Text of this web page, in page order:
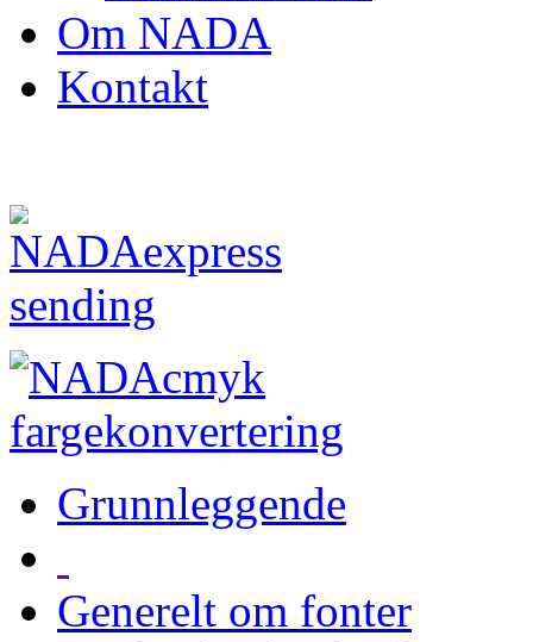
Om NADA
Kontakt
Grunnleggende
Generelt om fonter